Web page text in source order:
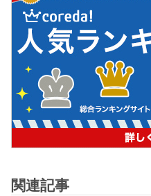
関連記事